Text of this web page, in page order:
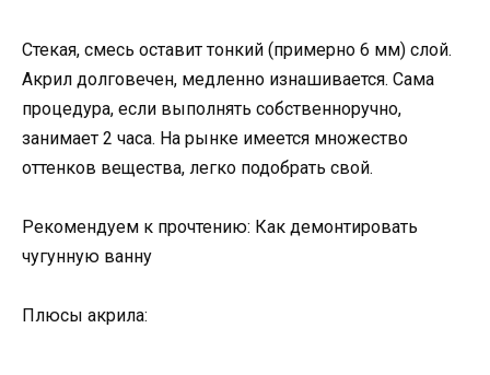
Стекая, смесь оставит тонкий (примерно 6 мм) слой.
Акрил долговечен, медленно изнашивается. Сама
процедура, если выполнять собственноручно,
занимает 2 часа. На рынке имеется множество
оттенков вещества, легко подобрать свой.
Рекомендуем к прочтению: Как демонтировать
чугунную ванну
Плюсы акрила: